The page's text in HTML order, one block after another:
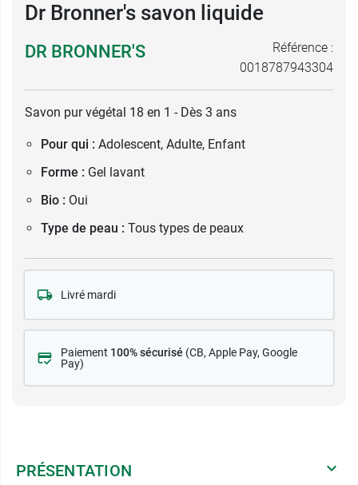
Dr Bronner's savon liquide
DR BRONNER'S
Référence :
0018787943304
Savon pur végétal 18 en 1 - Dès 3 ans
Pour qui : Adolescent, Adulte, Enfant
Forme : Gel lavant
Bio : Oui
Type de peau : Tous types de peaux
Livré mardi
Paiement 100% sécurisé (CB, Apple Pay, Google
Pay)
PRÉSENTATION